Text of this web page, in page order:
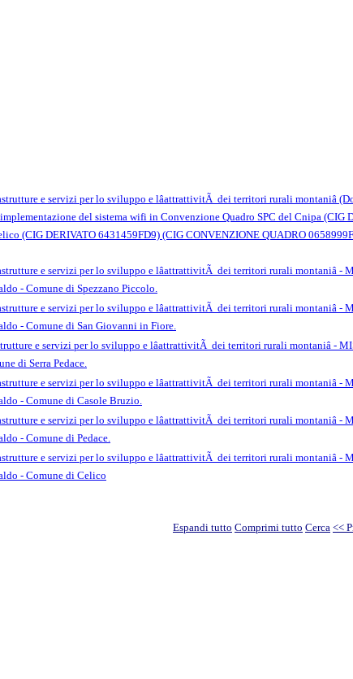
e servizi per lo sviluppo e lâattrattivitÃ dei territori rurali montaniâ
del sistema wifi in Convenzione Quadro SPC del Cnipa (CIG
(CIG DERIVATO 6431459FD9) (CIG CONVENZIONE QUADRO
e servizi per lo sviluppo e lâattrattivitÃ dei territori rurali montaniâ -
- Comune di Spezzano Piccolo.
e servizi per lo sviluppo e lâattrattivitÃ dei territori rurali montaniâ -
- Comune di San Giovanni in Fiore.
e servizi per lo sviluppo e lâattrattivitÃ dei territori rurali montaniâ -
di Serra Pedace.
e servizi per lo sviluppo e lâattrattivitÃ dei territori rurali montaniâ -
- Comune di Casole Bruzio.
e servizi per lo sviluppo e lâattrattivitÃ dei territori rurali montaniâ -
- Comune di Pedace.
e servizi per lo sviluppo e lâattrattivitÃ dei territori rurali montaniâ -
- Comune di Celico
Espandi tutto Comprimi tutto Cerca <<